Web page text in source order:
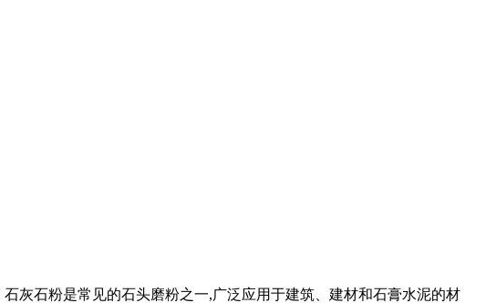
灰石粉是常见的石头磨粉之一,‌广泛应用于建筑、‌建材和石膏水泥的材